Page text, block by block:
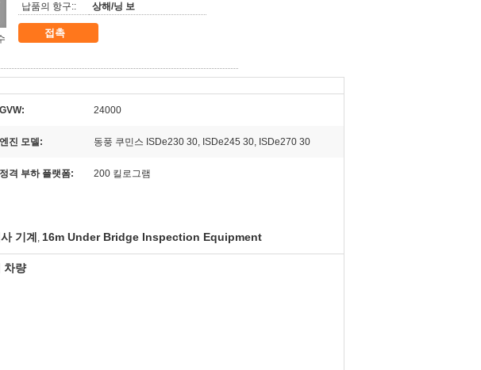
납품의 항구::
상해/닝 보
접촉
GVW: 24000
엔진 모델: 동풍 쿠민스 ISDe230 30, ISDe245 30, ISDe270 30
정격 부하 플랫폼: 200 킬로그램
기계 , 16m Under Bridge Inspection Equipment
차량